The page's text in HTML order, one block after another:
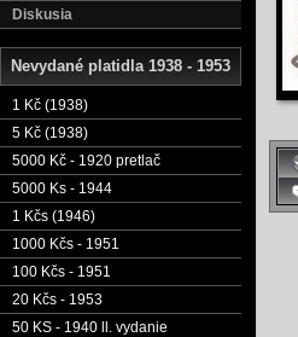
Diskusia
Nevydané platidla 1938 - 1953
1 Kč (1938)
5 Kč (1938)
5000 Kč - 1920 pretlač
5000 Ks - 1944
1 Kčs (1946)
1000 Kčs - 1951
100 Kčs - 1951
20 Kčs - 1953
50 KS - 1940 ll. vydanie